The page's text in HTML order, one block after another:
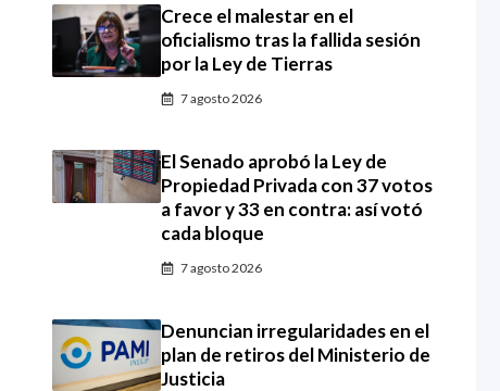
Crece el malestar en el
oficialismo tras la fallida sesión
por la Ley de Tierras
7 agosto 2026
El Senado aprobó la Ley de
Propiedad Privada con 37 votos
a favor y 33 en contra: así votó
cada bloque
7 agosto 2026
Denuncian irregularidades en el
plan de retiros del Ministerio de
Justicia